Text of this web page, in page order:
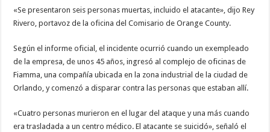
«Se presentaron seis personas muertas, incluido el atacante», dijo Rey
Rivero, portavoz de la oficina del Comisario de Orange County.
Según el informe oficial, el incidente ocurrió cuando un exempleado
de la empresa, de unos 45 años, ingresó al complejo de oficinas de
Fiamma, una compañía ubicada en la zona industrial de la ciudad de
Orlando, y comenzó a disparar contra las personas que estaban allí.
«Cuatro personas murieron en el lugar del ataque y una más cuando
era trasladada a un centro médico. El atacante se suicidó», señaló el